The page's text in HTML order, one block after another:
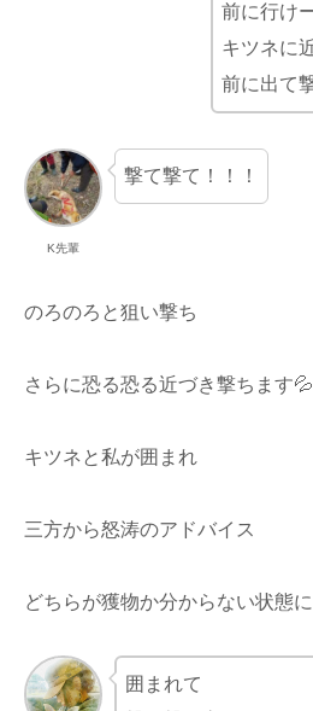
前に行け
キツネに
前に出て
K先輩
撃て撃て！！！
のろのろと狙い撃ち
さらに恐る恐る近づき撃ちます💦
キツネと私が囲まれ
三方から怒涛のアドバイス
どちらが獲物か分からない状態に
囲まれて